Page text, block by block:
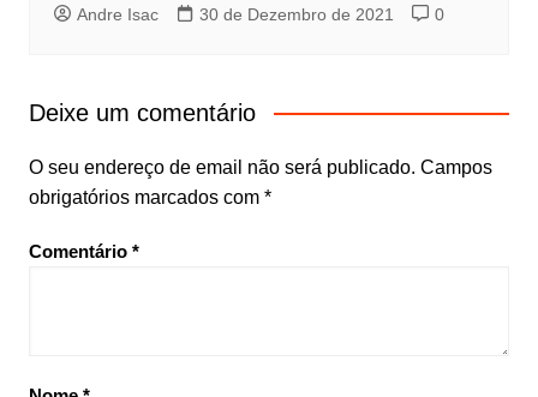
Andre Isac 30 de Dezembro de 2021 0
Deixe um comentário
O seu endereço de email não será publicado. Campos
obrigatórios marcados com *
Comentário *